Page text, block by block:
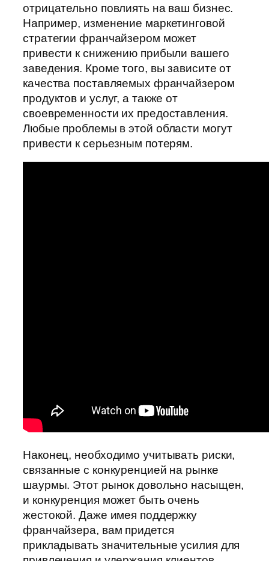
отрицательно повлиять на ваш бизнес.
Например, изменение маркетинговой
стратегии франчайзером может
привести к снижению прибыли вашего
заведения. Кроме того, вы зависите от
качества поставляемых франчайзером
продуктов и услуг, а также от
своевременности их предоставления.
Любые проблемы в этой области могут
привести к серьезным потерям.
Наконец, необходимо учитывать риски,
связанные с конкуренцией на рынке
шаурмы. Этот рынок довольно насыщен,
и конкуренция может быть очень
жестокой. Даже имея поддержку
франчайзера, вам придется
прикладывать значительные усилия для